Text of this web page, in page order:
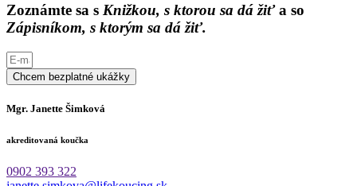
Zoznámte sa s Knižkou, s ktorou sa dá žiťa so
Zápisníkom, s ktorým sa dá žiť.
Chcem bezplatné ukážky
Mgr. Janette Šimková
akreditovaná koučka
0902 393 322